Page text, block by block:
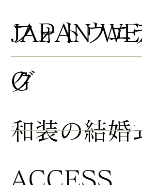
フォトウエ
グ
和装の結婚
JAPAN
G
ACCESS